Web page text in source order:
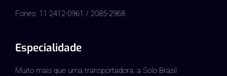
Fones: 11 2412-0961 / 2085-2968
Especialidade
Muito mais que uma transportadora, a Solo Brasil